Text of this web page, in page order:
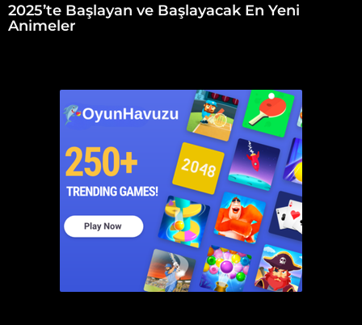
2025’te Başlayan ve Başlayacak En Yeni
Animeler